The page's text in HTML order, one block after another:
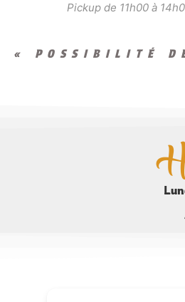
Pickup de 11h00 à
« POSSIBILITÉ